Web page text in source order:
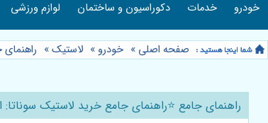
خودرو خدمات دکوراسیون و ساختمان لوازم ورزشی
صفحه اصلی » خودرو » لاستیک»
راهنمای جامع ⭐️راهنمای جامع خرید لاستیک